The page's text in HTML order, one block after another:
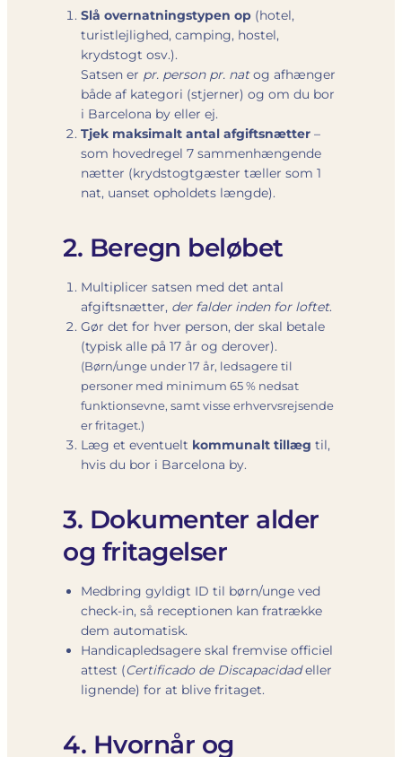
Slå overnatningstypen op (hotel,
turistlejlighed, camping, hostel,
krydstogt osv.).
Satsen er pr. person pr. natog afhænger
både af kategori (stjerner) og om du bor
i Barcelona by eller ej.
Tjek maksimalt antal afgiftsnætter –
som hovedregel 7 sammenhængende
nætter (krydstogtgæster tæller som 1
nat, uanset opholdets længde).
2. Beregn beløbet
Multiplicer satsen med det antal
afgiftsnætter, der falder inden for loftet.
Gør det for hver person, der skal betale
(typisk alle på 17 år og derover).
(Børn/unge under 17 år, ledsagere til
personer med minimum 65 % nedsat
funktionsevne, samt visse erhvervsrejsende
er fritaget.)
Læg et eventuelt kommunalt tillæg til,
hvis du bor i Barcelona by.
3. Dokumenter alder
og fritagelser
Medbring gyldigt ID til børn/unge ved
check-in, så receptionen kan fratrække
dem automatisk.
Handicapledsagere skal fremvise officiel
attest (Certificado de Discapacidadeller
lignende) for at blive fritaget.
4. Hvornår og